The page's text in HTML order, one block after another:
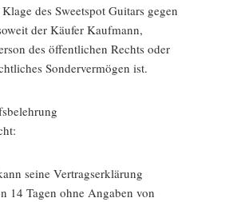
des Sweetspot Guitars gegen
der Käufer Kaufmann,
des öffentlichen Rechts oder
Sondervermögen ist.
seine Vertragserklärung
14 Tagen ohne Angaben von